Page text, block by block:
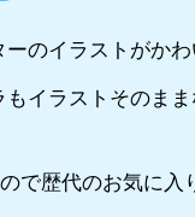
ーのイラストがか
もイラストそのま
で歴代のお気に入